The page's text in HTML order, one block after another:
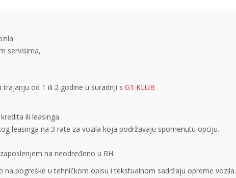
servisima,
od 1 ili 2 godine u suradnji s G1 KLUB
ili leasinga.
leasinga na 3 rate za vozila koja podržavaju spomenutu opciju.
na neodređeno u RH.
pogreške u tehničkom opisu i tekstualnom sadržaju opreme vozila.